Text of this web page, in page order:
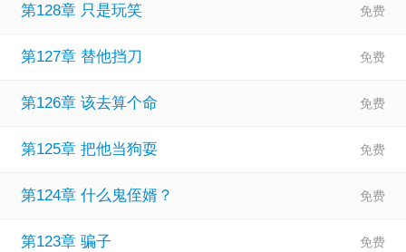
第128章 只是玩笑
第127章 替他挡刀
第126章 该去算个命
第125章 把他当狗耍
第124章 什么鬼侄婿？
第123章 骗子